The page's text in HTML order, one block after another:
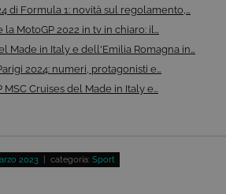
di Formula 1: novità sul regolamento,…
MotoGP 2022 in tv in chiaro: il…
Made in Italy e dell'Emilia Romagna in…
2024: numeri, protagonisti e…
MSC Cruises del Made in Italy e…
2023 | categoria: Sport
Nome
_gat
_ga
Nome
VISITOR_INFO1_LIVE